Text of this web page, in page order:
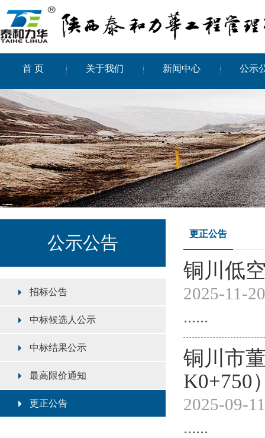
首 页 关于我们 新闻中心 公示
公示公告
招标公告
中标候选人公示
中标结果公示
最高限价通知
更正公告
更正公告
铜川低
2025-11-20
......
铜川市
K0+750
2025-09-11
......